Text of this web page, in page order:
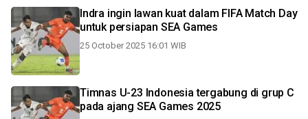
Indra ingin lawan kuat dalam FIFA Match Day
untuk persiapan SEA Games
25 October 2025 16:01 WIB
Timnas U-23 Indonesia tergabung di grup C
pada ajang SEA Games 2025